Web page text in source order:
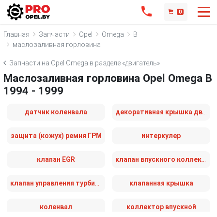
0
Главная Запчасти Opel Omega
B
маслозаливная горловина
Запчасти на Opel Omega в разделе «двигатель»
Маслозаливная горловина Opel Omega B
1994 - 1999
датчик коленвала
защита (кожух) ремня ГРМ интеркулер
клапан EGR
клапанная крышка
коленвал коллектор впускной